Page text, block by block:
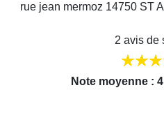
rue jean mermoz 14750 ST
2 avis de
Note moyenne :